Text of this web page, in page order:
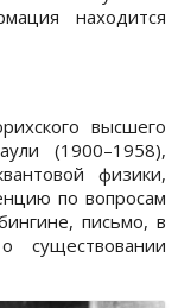
находится
высшего
(1900–1958),
физики,
по вопросам
письмо, в
существовании